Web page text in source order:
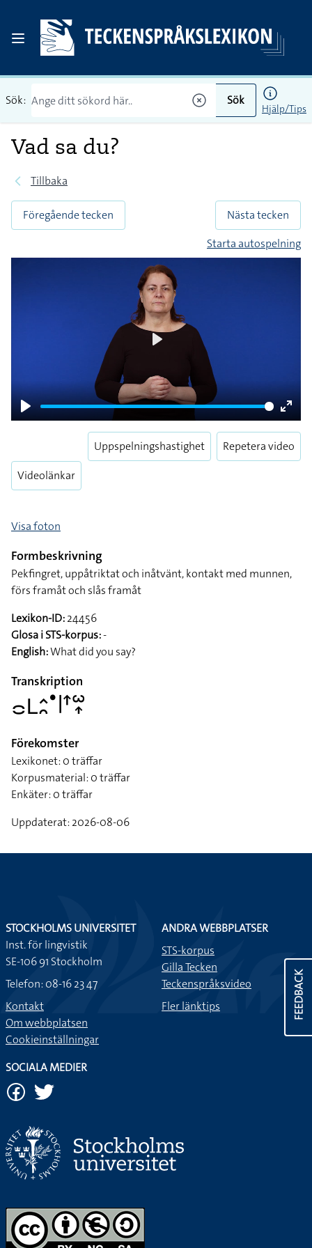
Sök: Sök
Hjälp/Tips
Vad sa du?
Tillbaka
Föregående tecken
Nästa tecken
Starta autospelning
Play
Enter
Videolänkar
Uppspelningshastighet Repetera video
Visa foton
Formbeskrivning
Pekfingret, uppåtriktat och inåtvänt, kontakt med munnen,
förs framåt och slås framåt
Lexikon-ID:24456
Glosa i STS-korpus:-
English:What did you say?
Transkription
􌤌􌥈􌤵􌥘􌤟􌥼􌦃􌥱􌥾
Förekomster
Lexikonet: 0 träffar
Korpusmaterial: 0 träffar
Enkäter: 0 träffar
Uppdaterat: 2026-08-06
FEEDBACK
STOCKHOLMS UNIVERSITET
Inst. för lingvistik
SE-106 91 Stockholm
Telefon: 08-16 23 47
Kontakt
Om webbplatsen
Cookieinställningar
ANDRA WEBBPLATSER
STS-korpus
Gilla Tecken
Teckenspråksvideo
Fler länktips
SOCIALA MEDIER